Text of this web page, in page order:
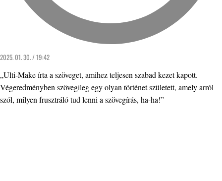
2025. 01. 30. / 19:42
„Ulti-Make írta a szöveget, amihez teljesen szabad kezet kapott.
Végeredményben szövegileg egy olyan történet született, amely arról
szól, milyen frusztráló tud lenni a szövegírás, ha-ha!”